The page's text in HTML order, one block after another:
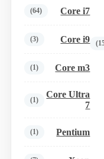
Core i7
(64)
Core i9
(3)
Core m3
(1)
Core Ultra
7
(1)
Pentium
(1)